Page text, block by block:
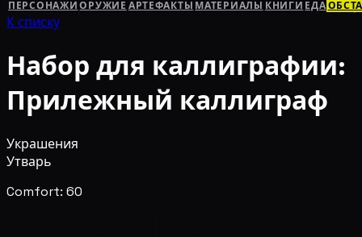
ПЕРСОНАЖИ ОРУЖИЕ АРТЕФАКТЫ МАТЕРИАЛЫ КНИГИ ЕДА
К списку
Набор для каллиграфии:
Прилежный каллиграф
Украшения
Утварь
Comfort: 60